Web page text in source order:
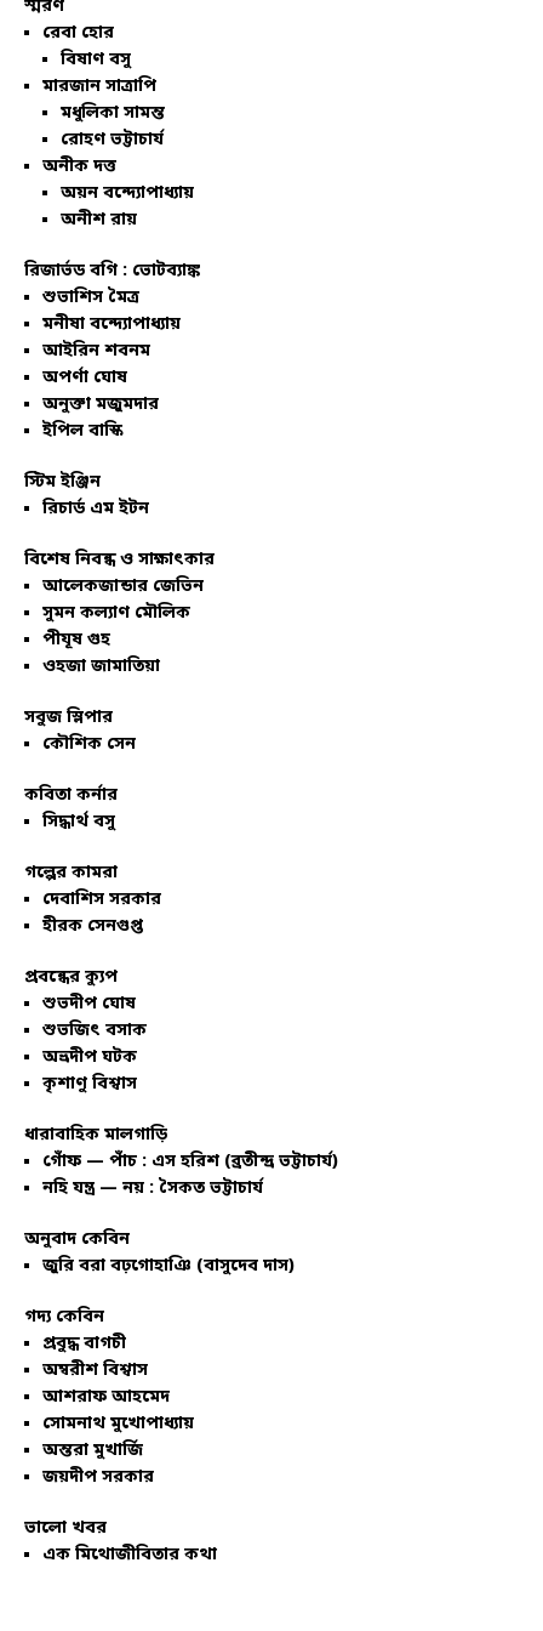
স্মরণ
রেবা হোর
বিষাণ বসু
মারজান সাত্রাপি
মধুলিকা সামন্ত
রোহণ ভট্টাচার্য
অনীক দত্ত
অয়ন বন্দ্যোপাধ্যায়
অনীশ রায়
রিজার্ভড বগি : ভোটব্যাঙ্ক
শুভাশিস মৈত্র
মনীষা বন্দ্যোপাধ্যায়
আইরিন শবনম
অপর্ণা ঘোষ
অনুক্তা মজুমদার
ইপিল বাস্কি
স্টিম ইঞ্জিন
রিচার্ড এম ইটন
বিশেষ নিবন্ধ ও সাক্ষাৎকার
আলেকজান্ডার জেভিন
সুমন কল্যাণ মৌলিক
পীযূষ গুহ
ওহজা জামাতিয়া
সবুজ স্লিপার
কৌশিক সেন
কবিতা কর্নার
সিদ্ধার্থ বসু
গল্পের কামরা
দেবাশিস সরকার
হীরক সেনগুপ্ত
প্রবন্ধের ক্যুপ
শুভদীপ ঘোষ
শুভজিৎ বসাক
অভ্রদীপ ঘটক
কৃশাণু বিশ্বাস
ধারাবাহিক মালগাড়ি
গোঁফ — পাঁচ : এস হরিশ (ব্রতীন্দ্র ভট্টাচার্য)
নহি যন্ত্র — নয় : সৈকত ভট্টাচার্য
অনুবাদ কেবিন
জুরি বরা বঢ়গোহাঞি (বাসুদেব দাস)
গদ্য কেবিন
প্রবুদ্ধ বাগচী
অম্বরীশ বিশ্বাস
আশরাফ আহমেদ
সোমনাথ মুখোপাধ্যায়
অন্তরা মুখার্জি
জয়দীপ সরকার
ভালো খবর
এক মিথোজীবিতার কথা